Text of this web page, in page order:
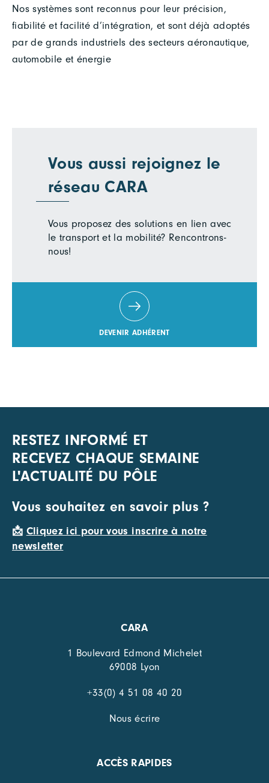
Nos systèmes sont reconnus pour leur précision,
fiabilité et facilité d’intégration, et sont déjà adoptés
par de grands industriels des secteurs aéronautique,
automobile et énergie
Vous aussi rejoignez le
réseau CARA
Vous proposez des solutions en lien avec
le transport et la mobilité? Rencontrons-
nous!
DEVENIR ADHÉRENT
RESTEZ INFORMÉ ET
RECEVEZ CHAQUE SEMAINE
L'ACTUALITÉ DU PÔLE
Vous souhaitez en savoir plus ?
📩 Cliquez ici pour vous inscrire à notre
newsletter
CARA
1 Boulevard Edmond Michelet
69008 Lyon
+33(0) 4 51 08 40 20
Nous écrire
ACCÈS RAPIDES